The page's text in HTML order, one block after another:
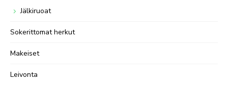
Jälkiruoat
Sokerittomat herkut
Makeiset
Leivonta